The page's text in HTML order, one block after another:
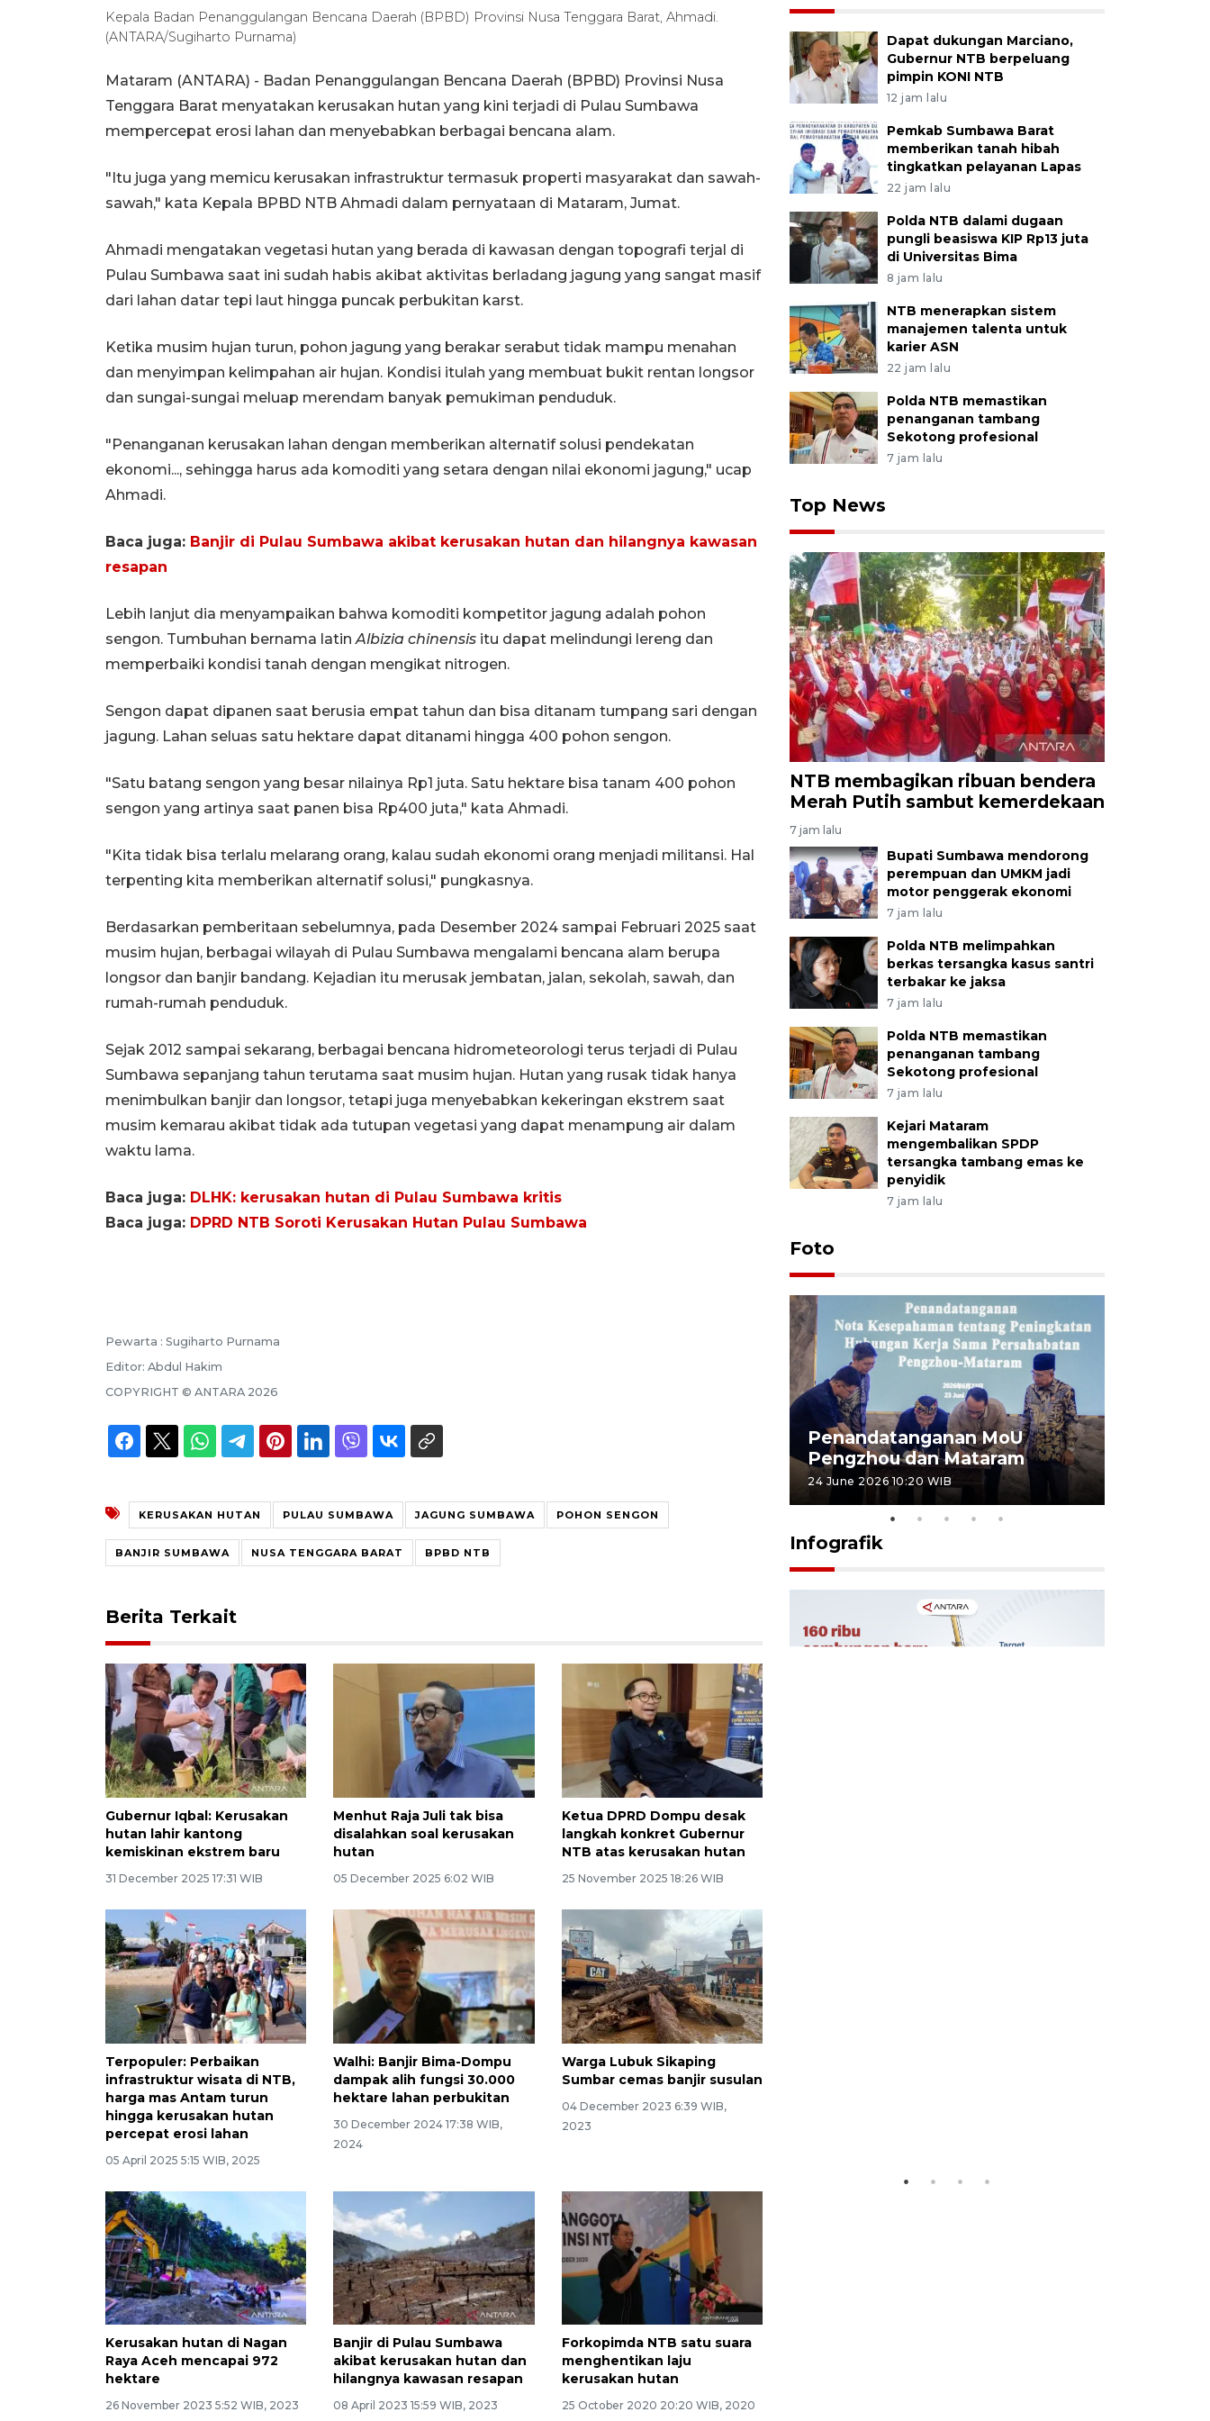
Kepala Badan Penanggulangan Bencana Daerah (BPBD) Provinsi Nusa Tenggara Barat, Ahmadi.
(ANTARA/Sugiharto Purnama)
Mataram (ANTARA) - Badan Penanggulangan Bencana Daerah (BPBD) Provinsi Nusa
Tenggara Barat menyatakan kerusakan hutan yang kini terjadi di Pulau Sumbawa
mempercepat erosi lahan dan menyebabkan berbagai bencana alam.
"Itu juga yang memicu kerusakan infrastruktur termasuk properti masyarakat dan sawah-
sawah," kata Kepala BPBD NTB Ahmadi dalam pernyataan di Mataram, Jumat.
Ahmadi mengatakan vegetasi hutan yang berada di kawasan dengan topografi terjal di
Pulau Sumbawa saat ini sudah habis akibat aktivitas berladang jagung yang sangat masif
dari lahan datar tepi laut hingga puncak perbukitan karst.
Ketika musim hujan turun, pohon jagung yang berakar serabut tidak mampu menahan
dan menyimpan kelimpahan air hujan. Kondisi itulah yang membuat bukit rentan longsor
dan sungai-sungai meluap merendam banyak pemukiman penduduk.
"Penanganan kerusakan lahan dengan memberikan alternatif solusi pendekatan
ekonomi..., sehingga harus ada komoditi yang setara dengan nilai ekonomi jagung," ucap
Ahmadi.
Baca juga: Banjir di Pulau Sumbawa akibat kerusakan hutan dan hilangnya kawasan
resapan
Lebih lanjut dia menyampaikan bahwa komoditi kompetitor jagung adalah pohon
sengon. Tumbuhan bernama latin Albizia chinensis itu dapat melindungi lereng dan
memperbaiki kondisi tanah dengan mengikat nitrogen.
Sengon dapat dipanen saat berusia empat tahun dan bisa ditanam tumpang sari dengan
jagung. Lahan seluas satu hektare dapat ditanami hingga 400 pohon sengon.
"Satu batang sengon yang besar nilainya Rp1 juta. Satu hektare bisa tanam 400 pohon
sengon yang artinya saat panen bisa Rp400 juta," kata Ahmadi.
"Kita tidak bisa terlalu melarang orang, kalau sudah ekonomi orang menjadi militansi. Hal
terpenting kita memberikan alternatif solusi," pungkasnya.
Berdasarkan pemberitaan sebelumnya, pada Desember 2024 sampai Februari 2025 saat
musim hujan, berbagai wilayah di Pulau Sumbawa mengalami bencana alam berupa
longsor dan banjir bandang. Kejadian itu merusak jembatan, jalan, sekolah, sawah, dan
rumah-rumah penduduk.
Sejak 2012 sampai sekarang, berbagai bencana hidrometeorologi terus terjadi di Pulau
Sumbawa sepanjang tahun terutama saat musim hujan. Hutan yang rusak tidak hanya
menimbulkan banjir dan longsor, tetapi juga menyebabkan kekeringan ekstrem saat
musim kemarau akibat tidak ada tutupan vegetasi yang dapat menampung air dalam
waktu lama.
Baca juga: DLHK: kerusakan hutan di Pulau Sumbawa kritis
Baca juga: DPRD NTB Soroti Kerusakan Hutan Pulau Sumbawa
Pewarta : Sugiharto Purnama
Editor: Abdul Hakim
COPYRIGHT © ANTARA 2026
KERUSAKAN HUTAN PULAU SUMBAWA JAGUNG SUMBAWA POHON SENGON
BANJIR SUMBAWA NUSA TENGGARA BARAT BPBD NTB
Berita Terkait
Gubernur Iqbal: Kerusakan
hutan lahir kantong
kemiskinan ekstrem baru
31 December 2025 17:31 WIB
Menhut Raja Juli tak bisa
disalahkan soal kerusakan
hutan
05 December 2025 6:02 WIB
Ketua DPRD Dompu desak
langkah konkret Gubernur
NTB atas kerusakan hutan
25 November 2025 18:26 WIB
Terpopuler: Perbaikan
infrastruktur wisata di NTB,
harga mas Antam turun
hingga kerusakan hutan
percepat erosi lahan
05 April 2025 5:15 WIB, 2025
Walhi: Banjir Bima-Dompu
dampak alih fungsi 30.000
hektare lahan perbukitan
30 December 2024 17:38 WIB,
2024
Warga Lubuk Sikaping
Sumbar cemas banjir susulan
04 December 2023 6:39 WIB,
2023
Kerusakan hutan di Nagan
Raya Aceh mencapai 972
hektare
26 November 2023 5:52 WIB, 2023
Banjir di Pulau Sumbawa
akibat kerusakan hutan dan
hilangnya kawasan resapan
08 April 2023 15:59 WIB, 2023
Forkopimda NTB satu suara
menghentikan laju
kerusakan hutan
25 October 2020 20:20 WIB, 2020
Dapat dukungan Marciano,
Gubernur NTB berpeluang
pimpin KONI NTB
12 jam lalu
Pemkab Sumbawa Barat
memberikan tanah hibah
tingkatkan pelayanan Lapas
22 jam lalu
Polda NTB dalami dugaan
pungli beasiswa KIP Rp13 juta
di Universitas Bima
8 jam lalu
NTB menerapkan sistem
manajemen talenta untuk
karier ASN
22 jam lalu
Polda NTB memastikan
penanganan tambang
Sekotong profesional
7 jam lalu
Top News
NTB membagikan ribuan bendera
Merah Putih sambut kemerdekaan
7 jam lalu
Bupati Sumbawa mendorong
perempuan dan UMKM jadi
motor penggerak ekonomi
7 jam lalu
Polda NTB melimpahkan
berkas tersangka kasus santri
terbakar ke jaksa
7 jam lalu
Polda NTB memastikan
penanganan tambang
Sekotong profesional
7 jam lalu
Kejari Mataram
mengembalikan SPDP
tersangka tambang emas ke
penyidik
7 jam lalu
Foto
Penandatanganan MoU
Pengzhou dan Mataram
24 June 2026 10:20 WIB
Infografik
Ekonomi triwulan II-2026
tumbuh 5,29 persen